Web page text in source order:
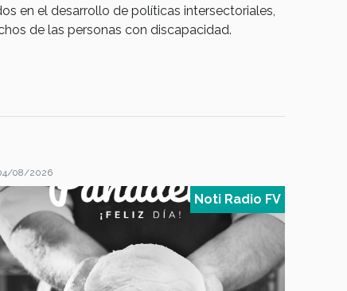
en el desarrollo de políticas intersectoriales,
de las personas con discapacidad.
08/2026
Noti Radio FV